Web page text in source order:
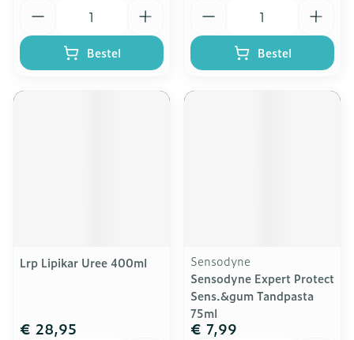
Bestel Bestel
Lrp Lipikar Uree 400ml
€ 28,95
Sensodyne
Sensodyne Expert Protect
Sens.&gum Tandpasta
75ml
€ 7,99